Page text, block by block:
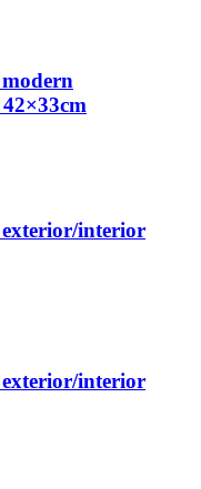
exterior/interior
exterior/interior